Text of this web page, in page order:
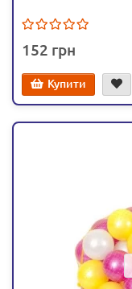
152
Купити